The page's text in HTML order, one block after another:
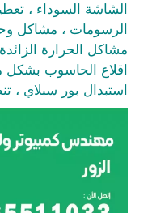
الشاشة السوداء ،
الرسومات ، مشاكل
مشاكل الحرارة
اقلاع الحاسوب بشكل
استبدال بور سبلاي ،